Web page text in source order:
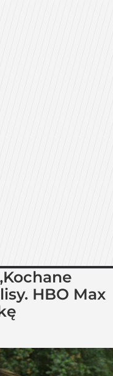
HBO Max